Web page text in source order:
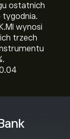
ostatnich
tygodnia.
wynosi
trzech